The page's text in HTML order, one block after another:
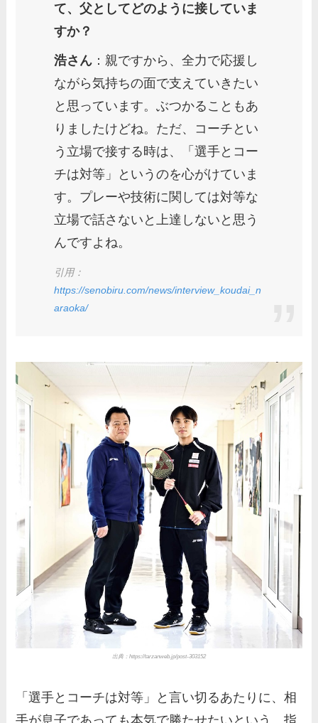
て、父としてどのように接していま
すか？
浩さん ：親ですから、全力で応援し
ながら気持ちの面で支えていきたい
と思っています。ぶつかることもあ
りましたけどね。ただ、コーチとい
う立場で接する時は、「選手とコー
チは対等」というのを心がけていま
す。プレーや技術に関しては対等な
立場で話さないと上達しないと思う
んですよね。
引用：
https://senobiru.com/news/interview_koudai_n
araoka/
出典：https://tarzanweb.jp/post-303152
「選手とコーチは対等」と言い切るあたりに、相
手が息子であっても本気で勝たせたいという、指